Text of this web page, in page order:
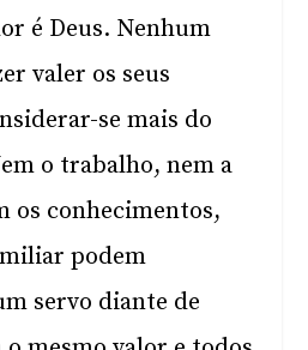
é Deus. Nenhum
valer os seus
se mais do
o trabalho, nem a
os conhecimentos,
podem
servo diante de